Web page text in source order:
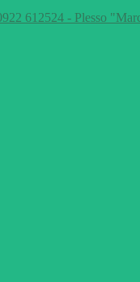
612524 - Plesso